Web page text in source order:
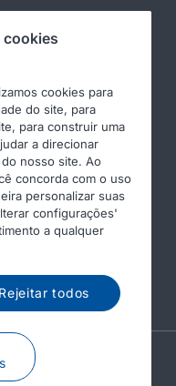
legal
of Conduct
cookies
cookies para
do site, para
para construir uma
a direcionar
nosso site. Ao
concorda com o uso
personalizar suas
configurações'
a qualquer
Rejeitar todos